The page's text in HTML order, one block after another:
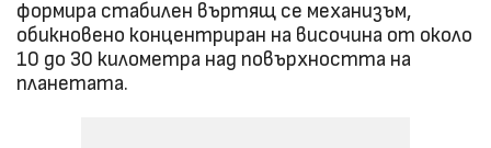
формира стабилен въртящ се механизъм,
обикновено концентриран на височина от около
10 до 30 километра над повърхността на
планетата.